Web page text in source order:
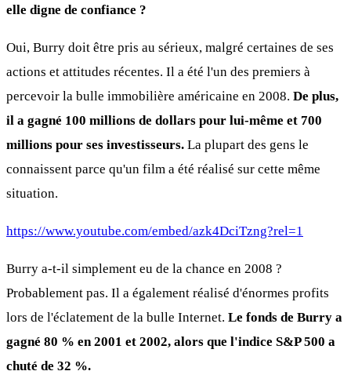
elle digne de confiance ?
Oui, Burry doit être pris au sérieux, malgré certaines de ses
actions et attitudes récentes. Il a été l'un des premiers à
percevoir la bulle immobilière américaine en 2008. De plus,
il a gagné 100 millions de dollars pour lui-même et 700
millions pour ses investisseurs. La plupart des gens le
connaissent parce qu'un film a été réalisé sur cette même
situation.
https://www.youtube.com/embed/azk4DciTzng?rel=1
Burry a-t-il simplement eu de la chance en 2008 ?
Probablement pas. Il a également réalisé d'énormes profits
lors de l'éclatement de la bulle Internet. Le fonds de Burry a
gagné 80 % en 2001 et 2002, alors que l'indice S&P 500 a
chuté de 32 %.